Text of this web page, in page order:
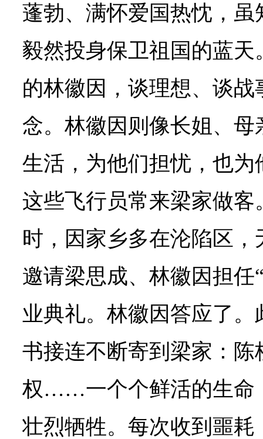
蓬勃、满怀爱国热忱，
毅然投身保卫祖国的蓝
的林徽因，谈理想、谈
念。林徽因则像长姐、
生活，为他们担忧，也
这些飞行员常来梁家做客
时，因家乡多在沦陷区
邀请梁思成、林徽因担任
业典礼。林徽因答应了
书接连不断寄到梁家：
权……一个个鲜活的生命
壮烈牺牲。每次收到噩